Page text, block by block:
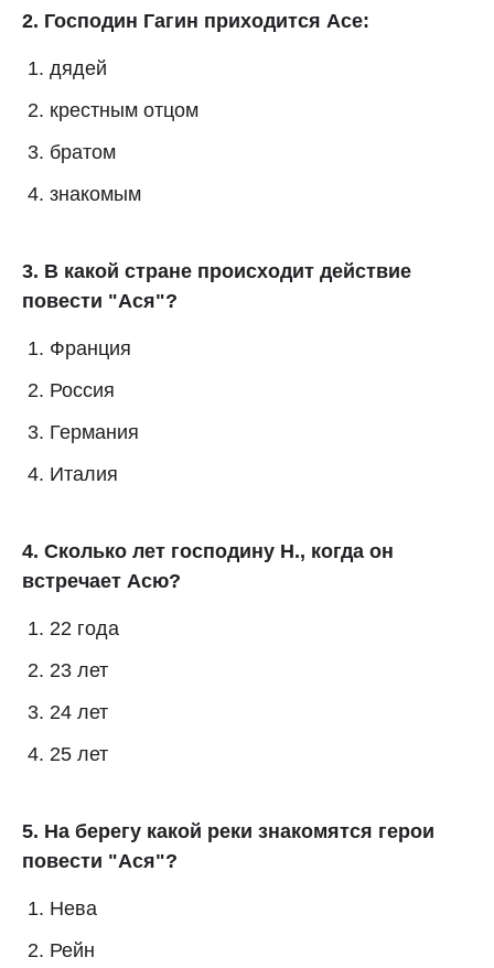
2. Господин Гагин приходится Асе:
дядей
крестным отцом
братом
знакомым
3. В какой стране происходит действие
повести "Ася"?
Франция
Россия
Германия
Италия
4. Сколько лет господину Н., когда он
встречает Асю?
22 года
23 лет
24 лет
25 лет
5. На берегу какой реки знакомятся герои
повести "Ася"?
Нева
Рейн